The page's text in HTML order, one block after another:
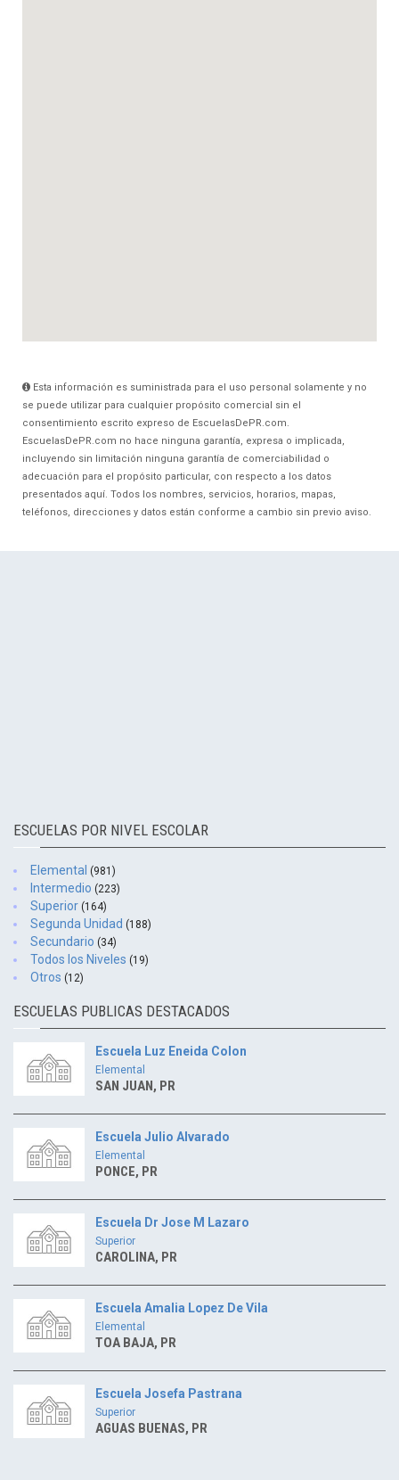
Esta información es suministrada para el uso personal solamente y no
se puede utilizar para cualquier propósito comercial sin el
consentimiento escrito expreso de EscuelasDePR.com.
EscuelasDePR.com no hace ninguna garantía, expresa o implicada,
incluyendo sin limitación ninguna garantía de comerciabilidad o
adecuación para el propósito particular, con respecto a los datos
presentados aquí. Todos los nombres, servicios, horarios, mapas,
teléfonos, direcciones y datos están conforme a cambio sin previo aviso.
ESCUELAS POR NIVEL ESCOLAR
Elemental (981)
Intermedio (223)
Superior (164)
Segunda Unidad (188)
Secundario (34)
Todos los Niveles (19)
Otros (12)
ESCUELAS PUBLICAS DESTACADOS
Escuela Luz Eneida Colon
Elemental
SAN JUAN, PR
Escuela Julio Alvarado
Elemental
PONCE, PR
Escuela Dr Jose M Lazaro
Superior
CAROLINA, PR
Escuela Amalia Lopez De Vila
Elemental
TOA BAJA, PR
Escuela Josefa Pastrana
Superior
AGUAS BUENAS, PR